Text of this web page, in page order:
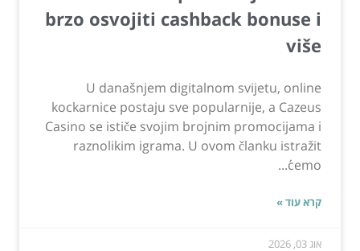
brzo osvojiti cashback bonuse i
više
U današnjem digitalnom svijetu, online
kockarnice postaju sve popularnije, a Cazeus
Casino se ističe svojim brojnim promocijama i
raznolikim igrama. U ovom članku istražit
ćemo...
קרא עוד »
אוג 03, 2026